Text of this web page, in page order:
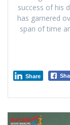
success of his
has garnered
span of time
Share